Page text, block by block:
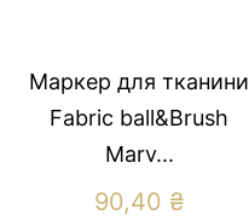
Маркер для тканини
Fabric ball&Brush
Marv...
90,40 ₴